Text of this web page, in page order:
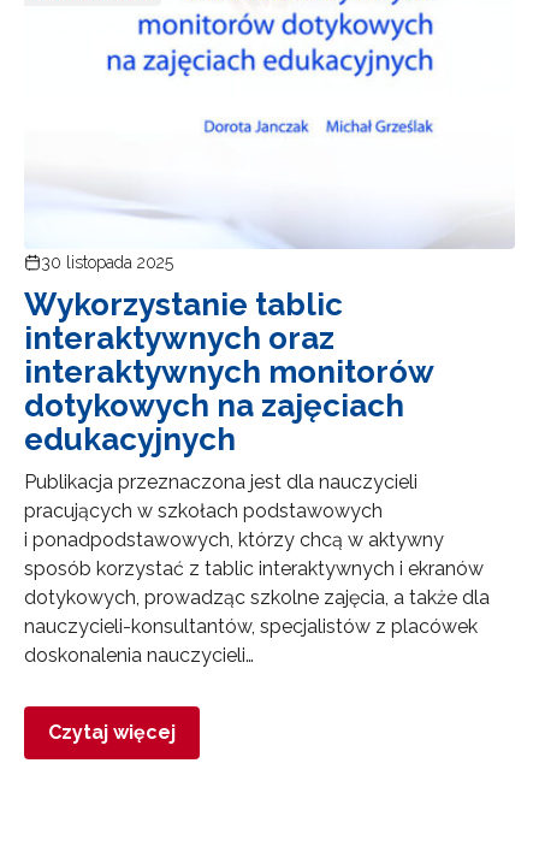
30 listopada 2025
Wykorzystanie tablic
interaktywnych oraz
interaktywnych monitorów
dotykowych na zajęciach
edukacyjnych
Publikacja przeznaczona jest dla nauczycieli
pracujących w szkołach podstawowych
i ponadpodstawowych, którzy chcą w aktywny
sposób korzystać z tablic interaktywnych i ekranów
dotykowych, prowadząc szkolne zajęcia, a także dla
nauczycieli-konsultantów, specjalistów z placówek
doskonalenia nauczycieli…
Czytaj więcej